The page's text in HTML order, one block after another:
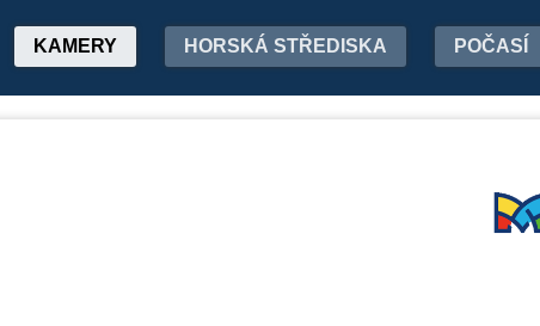
KAMERY HORSKÁ STŘEDISKA POČASÍ